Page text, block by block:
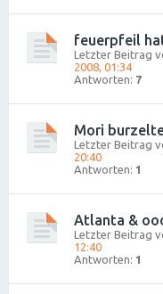
feuerpfeil
Letzter Beitrag
2008, 01:34
Antworten: 7
Mori
Letzter Beitrag
20:40
Antworten: 1
Atlanta &
Letzter Beitrag
12:40
Antworten: 1